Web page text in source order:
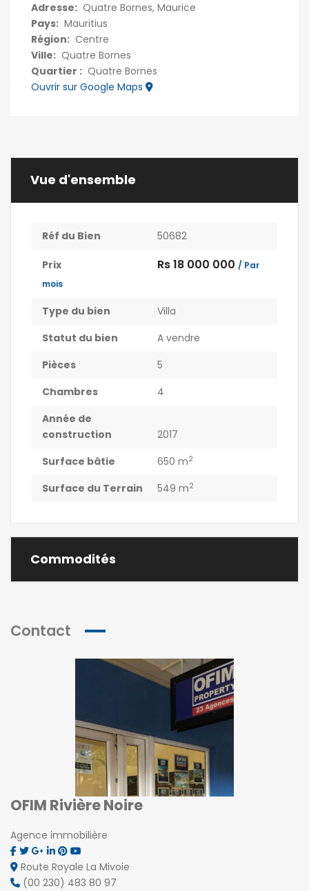
Adresse: Quatre Bornes, Maurice
Pays: Mauritius
Région: Centre
Ville: Quatre Bornes
Quartier : Quatre Bornes
Ouvrir sur Google Maps
Vue d'ensemble
Réf du Bien 50682
Prix Rs 18 000 000 / Par
mois
Type du bien
Villa
Statut du bien
A vendre
Pièces
5
Chambres
4
Année de
construction
2017
Surface bâtie
650 m2
Surface du Terrain 549 m2
Commodités
Contact
OFIM Rivière Noire
Agence immobilière
Route Royale La Mivoie
(00 230) 483 80 97